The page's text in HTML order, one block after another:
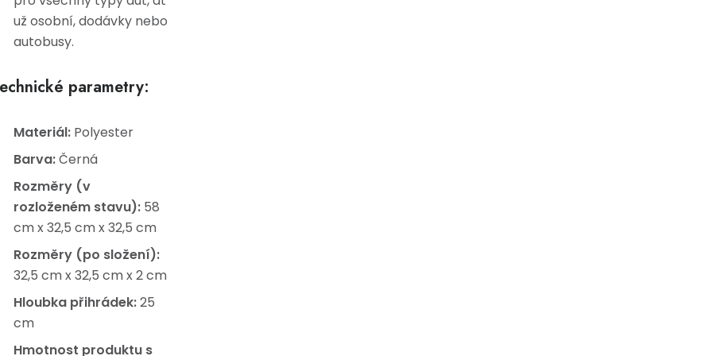
už osobní, dodávky nebo
autobusy.
parametry:
Materiál: Polyester
Barva:Černá
Rozměry (v
rozloženém stavu): 58
cm x 32,5 cm x 32,5 cm
Rozměry (po složení):
32,5 cm x 32,5 cm x 2 cm
Hloubka přihrádek:25
cm
Hmotnost produktu s